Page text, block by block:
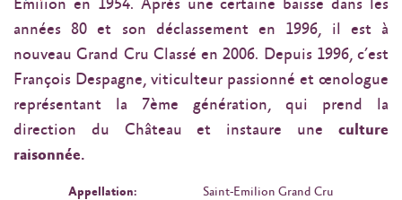
Emilion en 1954. Après une certaine baisse dans les
années 80 et son déclassement en 1996, il est à
nouveau Grand Cru Classé en 2006. Depuis 1996, c’est
François Despagne, viticulteur passionné et œnologue
représentant la 7ème génération, qui prend la
direction du Château et instaure une culture
raisonnée.
Appellation: Saint-Emilion Grand Cru